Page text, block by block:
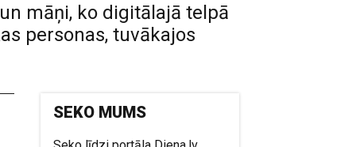
māņi, ko digitālajā telpā
personas, tuvākajos
SEKO MUMS